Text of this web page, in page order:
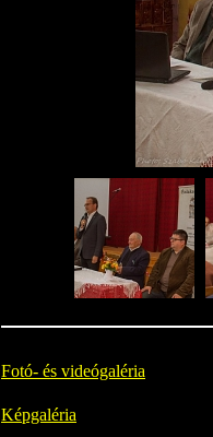
Fotó- és videógaléria
Képgaléria